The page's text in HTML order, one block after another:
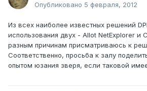
Опубликовано 5 февраля, 2012
Из всех наиболее известных решений
использования двух - Allot NetExplorer и
разным причинам присматриваюсь к
Соответственно, просьба к залу
опытом юзания зверя, если таковой